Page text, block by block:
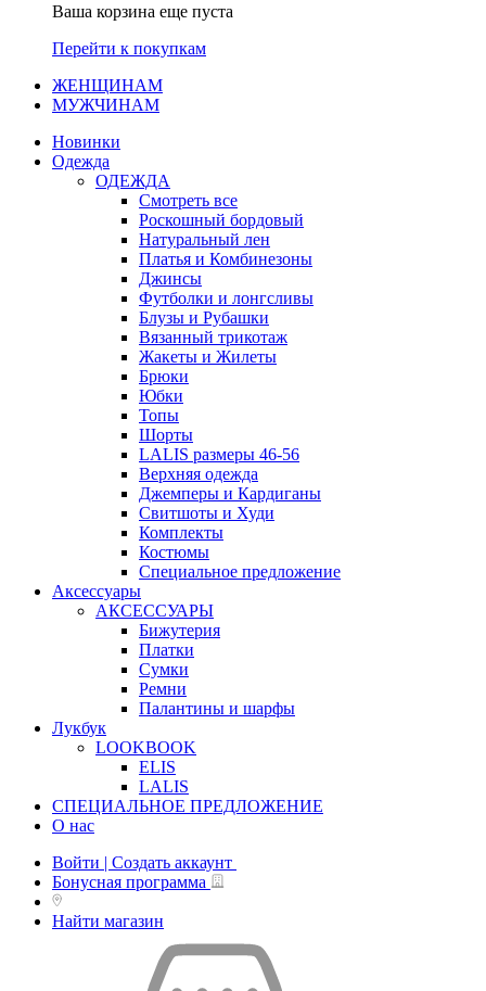
Ваша корзина еще пуста
Перейти к покупкам
ЖЕНЩИНАМ
МУЖЧИНАМ
Новинки
Одежда
ОДЕЖДА
Смотреть все
Роскошный бордовый
Натуральный лен
Платья и Комбинезоны
Джинсы
Футболки и лонгсливы
Блузы и Рубашки
Вязанный трикотаж
Жакеты и Жилеты
Брюки
Юбки
Топы
Шорты
LALIS размеры 46-56
Верхняя одежда
Джемперы и Кардиганы
Свитшоты и Худи
Комплекты
Костюмы
Специальное предложение
Аксессуары
АКСЕССУАРЫ
Бижутерия
Платки
Сумки
Ремни
Палантины и шарфы
Лукбук
LOOKBOOK
ELIS
LALIS
СПЕЦИАЛЬНОЕ ПРЕДЛОЖЕНИЕ
О нас
Войти | Создать аккаунт
Бонусная программа
Найти магазин